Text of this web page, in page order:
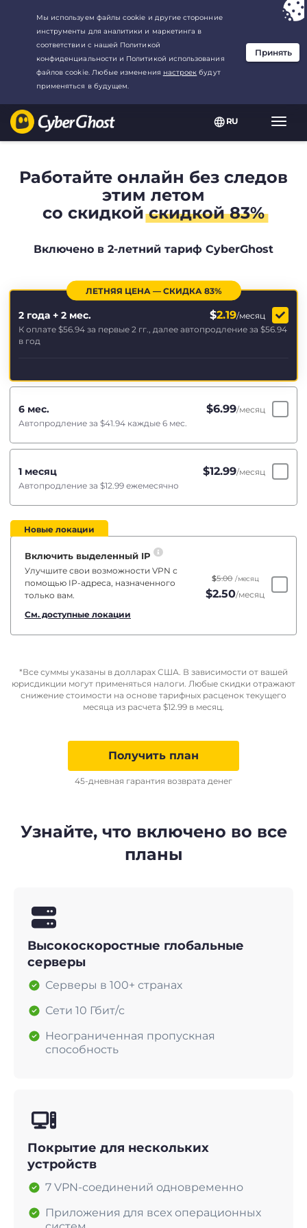
RU
Ваш выбор:Лучшая сделкадля2.1666666666667-год at$
месяц
Работайте онлайн без следов
этим летом
со скидкойскидкой 83%
Включено в 2-летний тариф CyberGhost
ЛЕТНЯЯ ЦЕНА — СКИДКА 83%
2 года + 2 мес. $2.19/месяц
К оплате $56.94 за первые 2 гг., далее автопродление за $56.94
в год
6 мес. $6.99/месяц
Автопродление за $41.94 каждые 6 мес.
1 месяц $12.99/месяц
Автопродление за $12.99 ежемесячно
Новые локации
Включить выделенный IP
Улучшите свои возможности VPN с
помощью IP-адреса, назначенного
только вам.
См. доступные локации
$5.00 /месяц
$2.50/месяц
*Все суммы указаны в долларах США. В зависимости от вашей
юрисдикции могут применяться налоги. Любые скидки отражают
снижение стоимости на основе тарифных расценок текущего
месяца из расчета $12.99 в месяц.
Получить план
45-дневная гарантия возврата денег
Узнайте, что включено во все
планы
Высокоскоростные глобальные
серверы
Серверы в 100+ странах
Сети 10 Гбит/с
Неограниченная пропускная
способность
Покрытие для нескольких
устройств
7 VPN-соединений одновременно
Приложения для всех операционных